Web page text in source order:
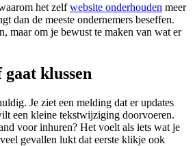
het zelfwebsite onderhouden meer
dan de meeste ondernemers beseffen.
maar om je bewust te maken van wat er
klussen
Je ziet een melding dat er updates
een kleine tekstwijziging doorvoeren.
voor inhuren? Het voelt als iets wat je
gevallen lukt dat eerste klikje ook